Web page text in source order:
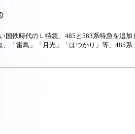
鉄時代のＬ特急、485と583系特急を追
「雷鳥」「月光」「はつかり」等、485系